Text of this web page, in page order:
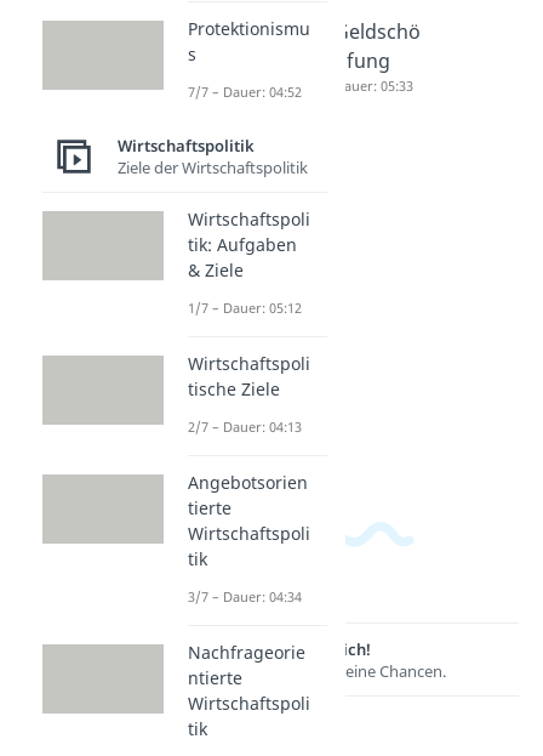
Expansiv
Geldpolit
Dauer: 03:59
Subventi
Dauer: 05:41
Geldschö
pfung
Dauer: 05:33
Lernen lohnt sich!
Entdecke hier deine Chancen.
Protektionismu
s
7/7 – Dauer: 04:52
Wirtschaftspolitik
Ziele der Wirtschaftspolitik
Wirtschaftspoli
tik: Aufgaben
& Ziele
1/7 – Dauer: 05:12
Wirtschaftspoli
tische Ziele
2/7 – Dauer: 04:13
Angebotsorien
tierte
Wirtschaftspoli
tik
3/7 – Dauer: 04:34
Nachfrageorie
ntierte
Wirtschaftspoli
tik